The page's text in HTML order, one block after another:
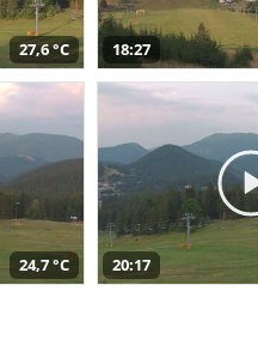
27,6 °C 18:27
24,7 °C 20:17